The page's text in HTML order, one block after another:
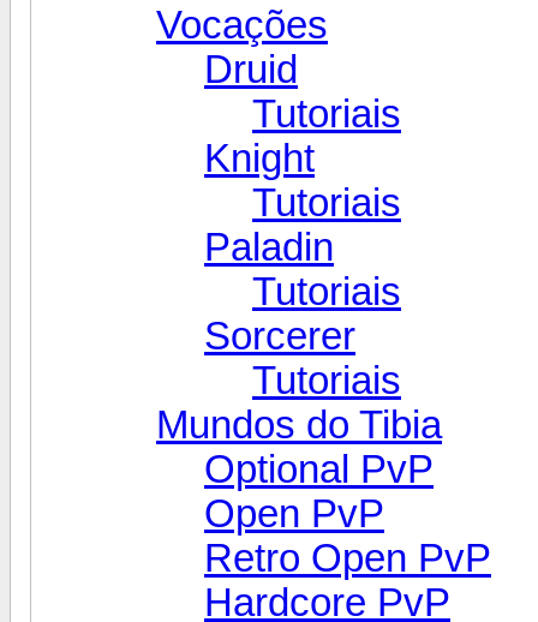
Vocações
Druid
Tutoriais
Knight
Tutoriais
Paladin
Tutoriais
Sorcerer
Tutoriais
Mundos do Tibia
Optional PvP
Open PvP
Retro Open PvP
Hardcore PvP